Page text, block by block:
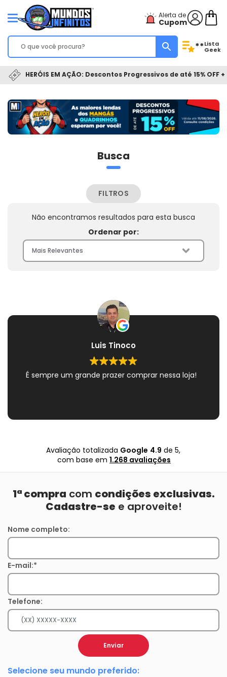
Alerta de
Cupom
**Lista
Geek
HERÓIS EM AÇÃO: Descontos Progressivos de até 15% OFF
Busca
FILTROS
Não encontramos resultados para esta busca
Ordenar por:
Luis Tinoco
É sempre um grande prazer comprar nessa loja!
Avaliação totalizada Google 4.9 de 5,
com base em 1.268 avaliações